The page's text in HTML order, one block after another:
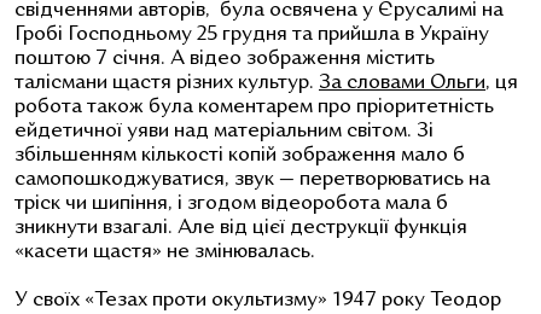
свідченнями авторів, була освячена у Єрусалимі на
Гробі Господньому 25 грудня та прийшла в Україну
поштою 7 січня. А відео зображення містить
талісмани щастя різних культур. За словами Ольги, ця
робота також була коментарем про пріоритетність
ейдетичної уяви над матеріальним світом. Зі
збільшенням кількості копій зображення мало б
самопошкоджуватися, звук — перетворюватись на
тріск чи шипіння, і згодом відеоробота мала б
зникнути взагалі. Але від цієї деструкції функція
«касети щастя» не змінювалась.
У своїх «Тезах проти окультизму» 1947 року Теодор